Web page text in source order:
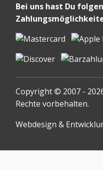
Bei uns hast Du
Copyright © 2007 -
Rechte vorbehalten.
Webdesign &